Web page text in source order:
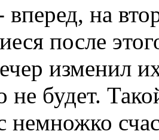
на
после
изменил
не будет.
немножко